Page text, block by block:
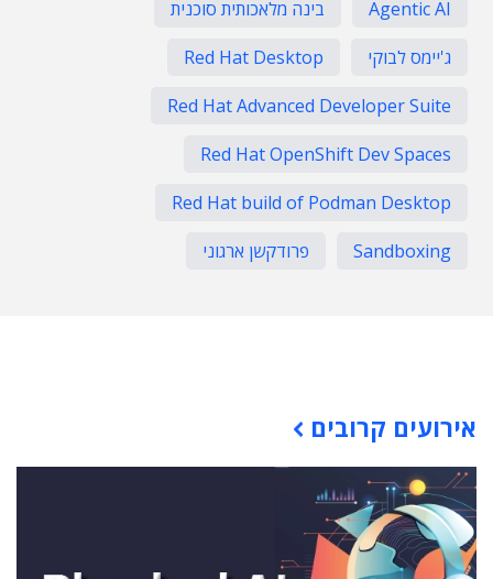
Agentic AI
בינה מלאכותית סוכנית
ג'יימס לבוקי
Red Hat Desktop
Red Hat Advanced Developer Suite
Red Hat OpenShift Dev Spaces
Red Hat build of Podman Desktop
Sandboxing
פרודקשן ארגוני
אירועים קרובים